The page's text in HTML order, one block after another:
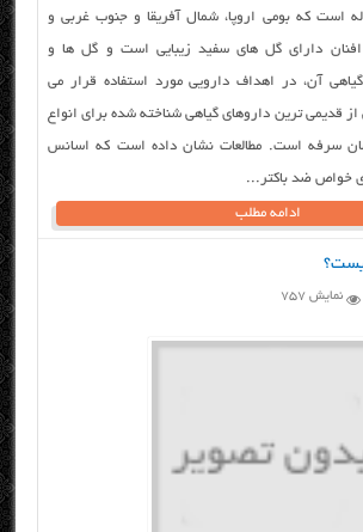
است که بومی اروپا، شمال آفریقا و جنوب غربی و
دارای گل های سفید زیبایی است و گل ها و
آن، در اهداف دارویی مورد استفاده قرار می
از قدیمی ترین داروهای گیاهی شناخته شده برای انواع
سرفه است. مطالعات نشان داده است که اسانس
خواص ضد باکتر...
ادامه مطلب
نمایش 757